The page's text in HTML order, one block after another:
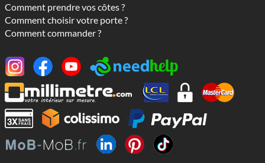
Comment prendre vos côtes ?
Comment choisir votre porte ?
Comment commander ?